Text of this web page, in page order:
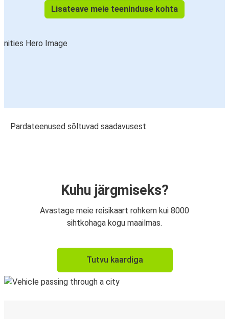
Lisateave meie teeninduse kohta
Pardateenused sõltuvad saadavusest
Kuhu järgmiseks?
Avastage meie reisikaart rohkem kui 8000
sihtkohaga kogu maailmas.
Tutvu kaardiga